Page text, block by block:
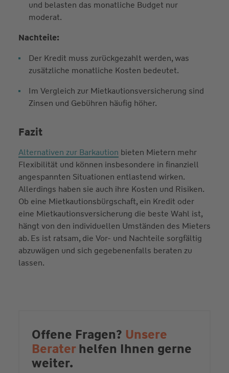
und belasten das monatliche Budget nur
moderat.
Nachteile:
Der Kredit muss zurückgezahlt werden, was
zusätzliche monatliche Kosten bedeutet.
Im Vergleich zur Mietkautionsversicherung sind
Zinsen und Gebühren häufig höher.
Fazit
Alternativen zur Barkaution bieten Mietern mehr
Flexibilität und können insbesondere in finanziell
angespannten Situationen entlastend wirken.
Allerdings haben sie auch ihre Kosten und Risiken.
Ob eine Mietkautionsbürgschaft, ein Kredit oder
eine Mietkautionsversicherung die beste Wahl ist,
hängt von den individuellen Umständen des Mieters
ab. Es ist ratsam, die Vor- und Nachteile sorgfältig
abzuwägen und sich gegebenenfalls beraten zu
lassen.
Offene Fragen? Unsere
Beraterhelfen Ihnen gerne
weiter.